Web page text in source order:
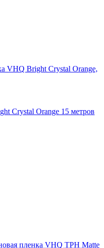
Crystal Orange 15 метров